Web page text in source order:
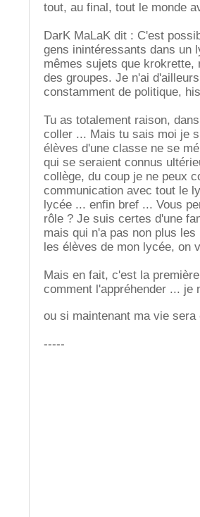
tout, au final, tout le monde
DarK MaLaK dit : C'est
gens inintéressants dans un
mêmes sujets que krokrette,
des groupes. Je n'ai
constamment de politique,
Tu as totalement raison,
coller ... Mais tu sais moi je
élèves d'une classe ne se
qui se seraient connus
collège, du coup je ne peux
communication avec tout le
lycée ... enfin bref ... Vous
rôle ? Je suis certes d'une
mais qui n'a pas non plus
les élèves de mon lycée, on
Mais en fait, c'est la
comment l'appréhender ... je
ou si maintenant ma vie sera
-----